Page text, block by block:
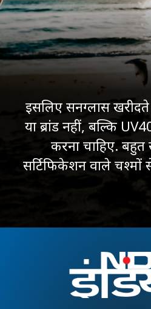
इसलिए सनग्लास खरीदते
या ब्रांड नहीं, बल्कि
करना चाहिए.
सर्टिफिकेशन वाले चश्मों